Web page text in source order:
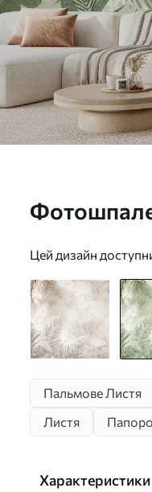
Цей дизайн
Пальмове Листя
Листя
Характеристики